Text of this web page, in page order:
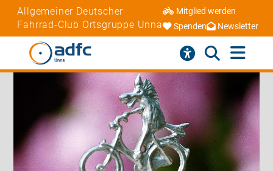
Allgemeiner Deutscher
Fahrrad-Club Ortsgruppe Unna
Mitglied werden
Spenden
Newsletter